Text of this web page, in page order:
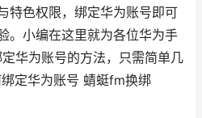
特色权限，绑定华为账号即可
。小编在这里就为各位华为手
华为账号的方法，只需简单几
定华为账号 蜻蜓fm换绑